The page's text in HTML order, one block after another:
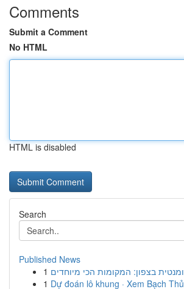
Comments
Submit a Comment
No HTML
HTML is disabled
Search
Published News
1 בצפון: המקומות הכי מיוחדים
1 Dự đoán lô khung · Xem Bạch